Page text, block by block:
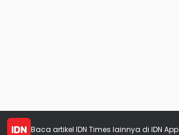
Baca artikel IDN Times lainnya di IDN App